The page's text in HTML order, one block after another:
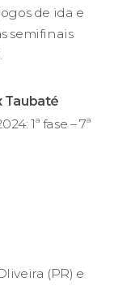
de ida e
semifinais
Taubaté
1ª fase – 7ª
(PR) e